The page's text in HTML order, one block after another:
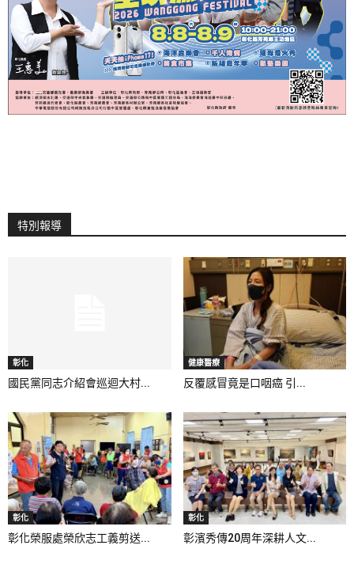
特別報導
彰化
國民黨同志介紹會巡迴大村...
健康醫療
反覆感冒竟是口咽癌 引...
彰化
彰化榮服處榮欣志工義剪送...
彰化
彰濱秀傳20周年深耕人文...